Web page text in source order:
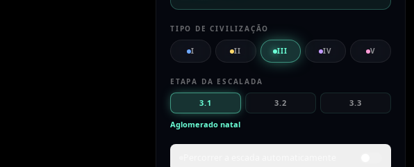
TIPO DE CIVILIZAÇÃO
I II III IV V
ETAPA DA ESCALADA
3.1 3.2 3.3
Aglomerado natal